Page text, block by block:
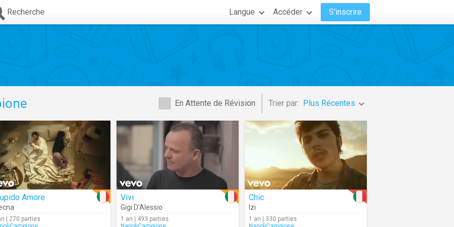
Recherche Langue Accéder S'inscrire
En Attente de Révision Trier par: Plus Récentes
Amore
| 270 parties
Vivi
Gigi D'Alessio
1 an | 493 parties
Chic
Izi
1 an | 330 parties